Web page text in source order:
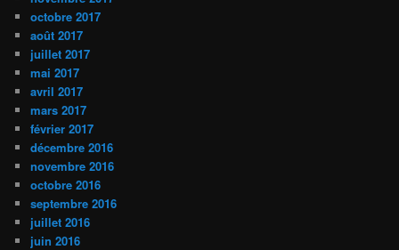
octobre 2017
août 2017
juillet 2017
mai 2017
avril 2017
mars 2017
février 2017
décembre 2016
novembre 2016
octobre 2016
septembre 2016
juillet 2016
juin 2016